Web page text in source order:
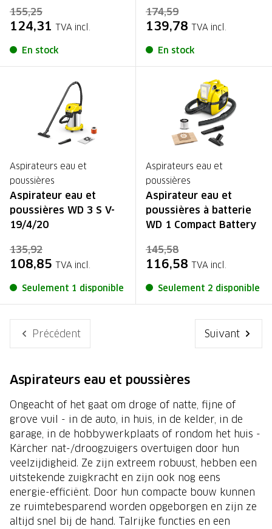
155,25
124,31 TVA incl.
En stock
174,59
139,78 TVA incl.
En stock
Aspirateurs eau et
poussières
Aspirateur eau et
poussières WD 3 S V-
19/4/20
135,92
108,85 TVA incl.
Seulement 1 disponible
Aspirateurs eau et
poussières
Aspirateur eau et
poussières à batterie
WD 1 Compact Battery
145,58
116,58 TVA incl.
Seulement 2 disponible
Précédent Suivant
Aspirateurs eau et poussières
Ongeacht of het gaat om droge of natte, fijne of
grove vuil - in de auto, in huis, in de kelder, in de
garage, in de hobbywerkplaats of rondom het huis -
Kärcher nat-/droogzuigers overtuigen door hun
veelzijdigheid. Ze zijn extreem robuust, hebben een
uitstekende zuigkracht en zijn ook nog eens
energie-efficiënt. Door hun compacte bouw kunnen
ze ruimtebesparend worden opgeborgen en zijn ze
altijd snel bij de hand. Talrijke functies en een